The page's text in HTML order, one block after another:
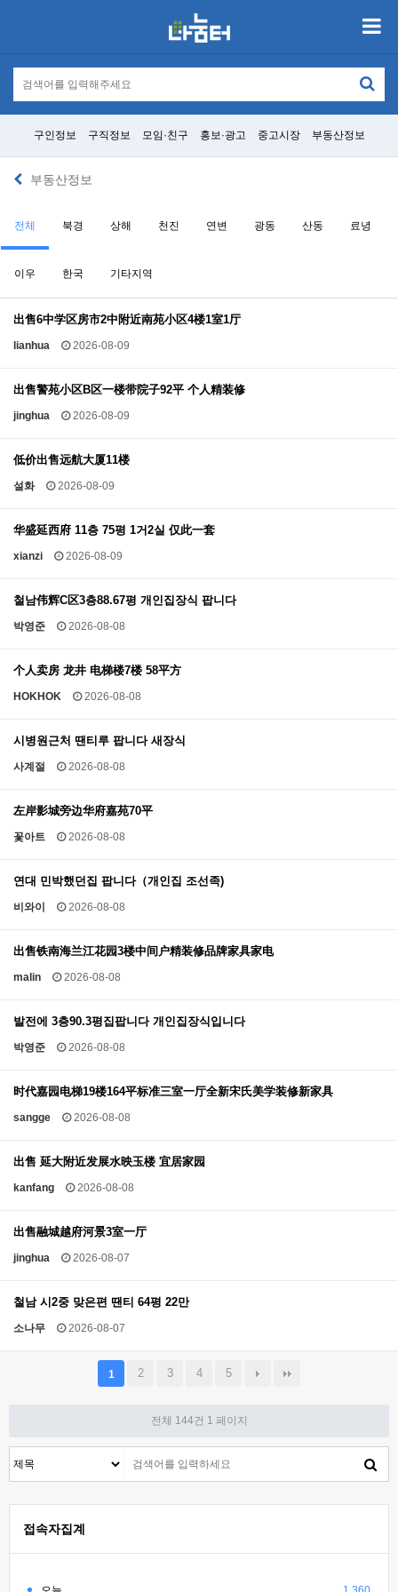
구인정보 구직정보 모임·친구 홍보·광고 중고시장 부동산정보
부동산정보
전체 북경 상해 천진 연변 광동 산동 료녕
이우 한국 기타지역
出售6中学区房市2中附近南苑小区4楼1室1厅
lianhua 2026-08-09
出售警苑小区B区一楼带院子92平 个人精装修
jinghua 2026-08-09
低价出售远航大厦11楼
설화 2026-08-09
华盛延西府 11층 75평 1거2실 仅此一套
xianzi 2026-08-09
철남伟辉C区3층88.67평 개인집장식 팝니다
박영준 2026-08-08
个人卖房 龙井 电梯楼7楼 58平方
HOKHOK 2026-08-08
시병원근처 땐티루 팝니다 새장식
사계절 2026-08-08
左岸影城旁边华府嘉苑70平
꽃아트 2026-08-08
연대 민박했던집 팝니다（개인집 조선족)
비와이 2026-08-08
出售铁南海兰江花园3楼中间户精装修品牌家具家电
malin 2026-08-08
발전에 3층90.3평집팝니다 개인집장식입니다
박영준 2026-08-08
时代嘉园电梯19楼164平标准三室一厅全新宋氏美学装修新家具
sangge 2026-08-08
出售 延大附近发展水映玉楼 宜居家园
kanfang 2026-08-08
出售融城越府河景3室一厅
jinghua 2026-08-07
철남 시2중 맞은편 땐티 64평 22만
소나무 2026-08-07
1 2 3 4 5
전체 144건 1 페이지
접속자집계